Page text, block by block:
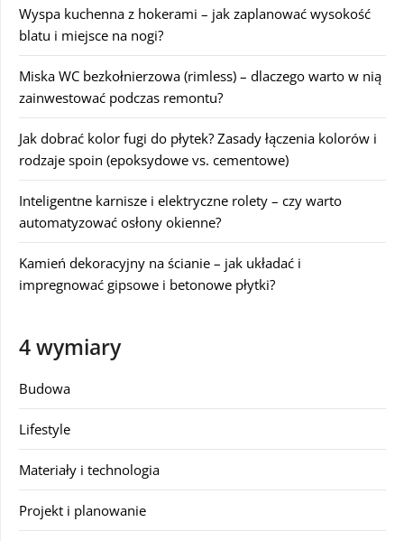
Wyspa kuchenna z hokerami – jak zaplanować wysokość
blatu i miejsce na nogi?
Miska WC bezkołnierzowa (rimless) – dlaczego warto w nią
zainwestować podczas remontu?
Jak dobrać kolor fugi do płytek? Zasady łączenia kolorów i
rodzaje spoin (epoksydowe vs. cementowe)
Inteligentne karnisze i elektryczne rolety – czy warto
automatyzować osłony okienne?
Kamień dekoracyjny na ścianie – jak układać i
impregnować gipsowe i betonowe płytki?
4 wymiary
Budowa
Lifestyle
Materiały i technologia
Projekt i planowanie